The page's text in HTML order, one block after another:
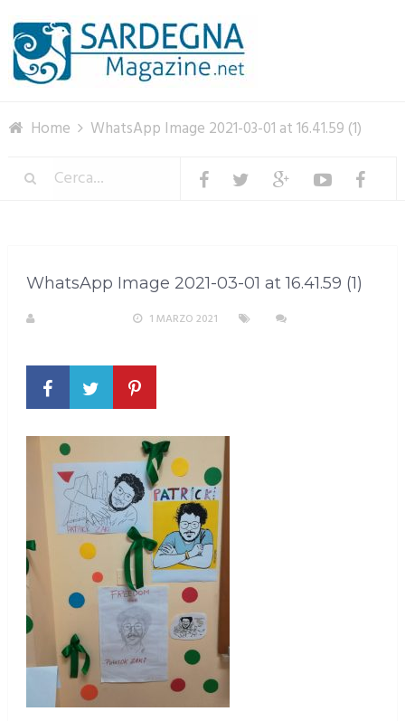
Home WhatsApp Image 2021-03-01 at 16.41.59 (1)
WhatsApp Image 2021-03-01 at 16.41.59 (1)
1 MARZO 2021